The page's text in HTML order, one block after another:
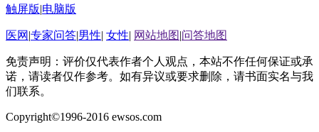
触屏版|电脑版
医网 |专家问答|男性| 女性| 网站地图 |问答地图
免责声明：评价仅代表作者个人观点，本站不作任何保证或承
诺，请读者仅作参考。如有异议或要求删除，请书面实名与我
们联系。
Copyright©1996-2016 ewsos.com